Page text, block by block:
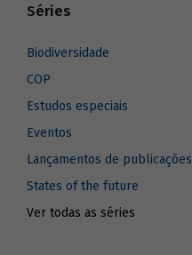
Séries
Biodiversidade
COP
Estudos especiais
Eventos
Lançamentos de publicações
States of the future
Ver todas as séries